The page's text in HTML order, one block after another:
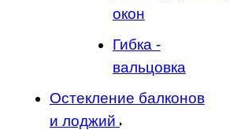
окон
Гибка -
вальцовка
Остекление балконов
и лоджий